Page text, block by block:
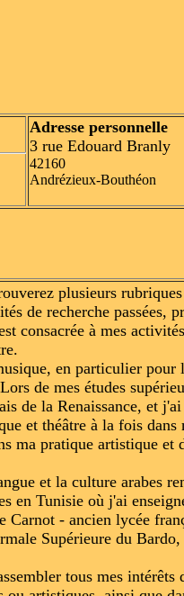
Adresse personnelle
3 rue Edouard Branly
42160
Andrézieux-Bouthéon
plusieurs rubriques
de recherche passées,
consacrée à mes activités
en particulier pour
de mes études
de la Renaissance, et j'ai
et théâtre à la fois dans
ma pratique artistique et
et la culture arabes
en Tunisie où j'ai
Carnot - ancien lycée
Supérieure du Bardo,
tous mes intérêts